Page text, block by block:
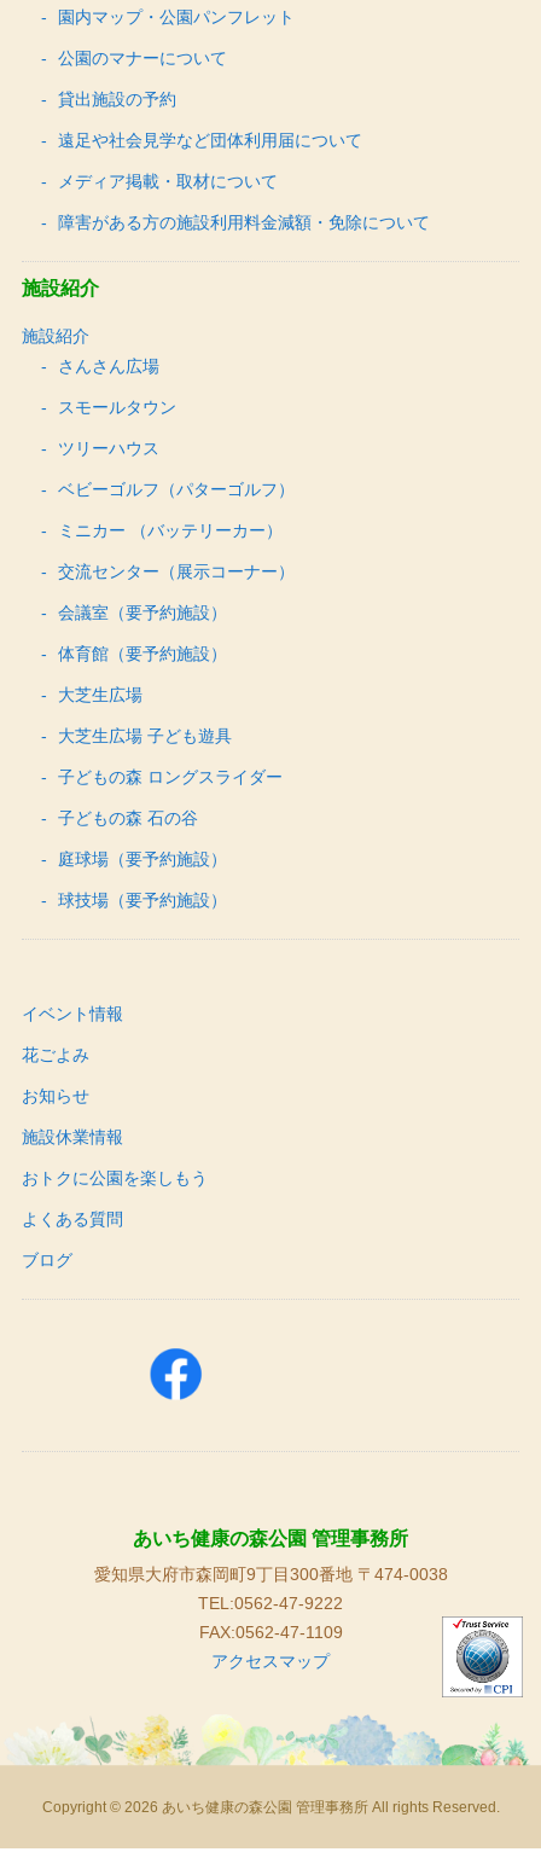
園内マップ・公園パンフレット
公園のマナーについて
貸出施設の予約
遠足や社会見学など団体利用届について
メディア掲載・取材について
障害がある方の施設利用料金減額・免除について
施設紹介
施設紹介
さんさん広場
スモールタウン
ツリーハウス
ベビーゴルフ（パターゴルフ）
ミニカー （バッテリーカー）
交流センター（展示コーナー）
会議室（要予約施設）
体育館（要予約施設）
大芝生広場
大芝生広場 子ども遊具
子どもの森 ロングスライダー
子どもの森 石の谷
庭球場（要予約施設）
球技場（要予約施設）
イベント情報
花ごよみ
お知らせ
施設休業情報
おトクに公園を楽しもう
よくある質問
ブログ
あいち健康の森公園 管理事務所
愛知県大府市森岡町9丁目300番地 〒474-0038
TEL:0562-47-9222
FAX:0562-47-1109
アクセスマップ
Copyright © 2026 あいち健康の森公園 管理事務所 All rights Reserved.